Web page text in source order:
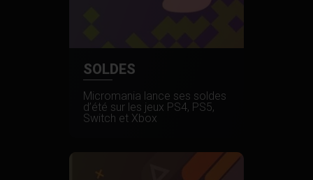
SOLDES
Micromania lance ses soldes
d’été sur les jeux PS4, PS5,
Switch et Xbox